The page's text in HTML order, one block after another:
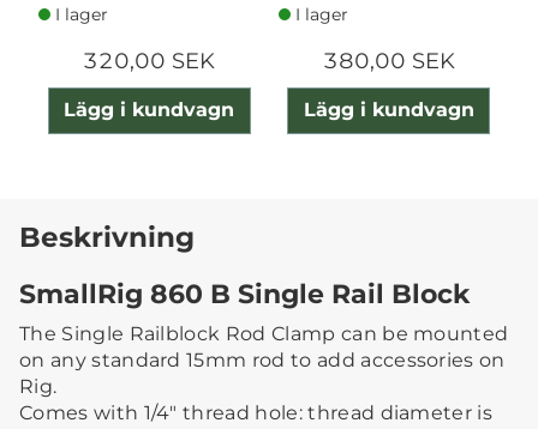
I lager
320,00 SEK
Lägg i kundvagn
I lager
380,00 SEK
Lägg i kundvagn
Beskrivning
SmallRig 860 B Single Rail Block
The Single Railblock Rod Clamp can be mounted
on any standard 15mm rod to add accessories on
Rig.
Comes with 1/4" thread hole: thread diameter is